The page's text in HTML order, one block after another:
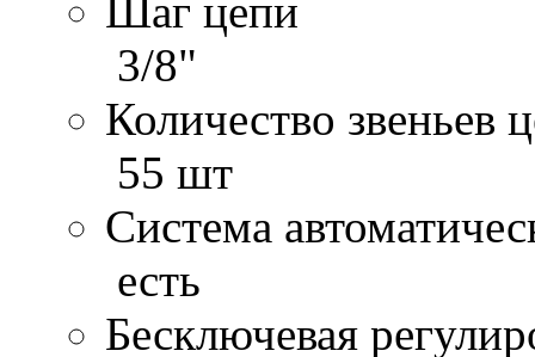
Шаг цепи
3/8"
Количество звеньев
55 шт
Система
есть
Бесключевая